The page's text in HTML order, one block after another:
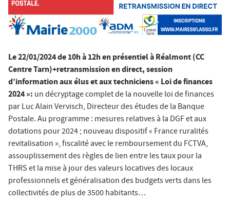
Le 22/01/2024 de 10h à 12h en présentiel à Réalmont (CC
Centre Tarn)+retransmission en direct, session
d’information aux élus et aux techniciens « Loi de finances
2024 »: un décryptage complet de la nouvelle loi de finances
par Luc Alain Vervisch, Directeur des études de la Banque
Postale. Au programme : mesures relatives à la DGF et aux
dotations pour 2024 ; nouveau dispositif « France ruralités
revitalisation », fiscalité avec le remboursement du FCTVA,
assouplissement des règles de lien entre les taux pour la
THRS et la mise à jour des valeurs locatives des locaux
professionnels et généralisation des budgets verts dans les
collectivités de plus de 3500 habitants…